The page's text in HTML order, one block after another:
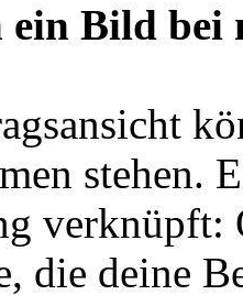
Bild bei
stehen.
verknüpft:
die deine